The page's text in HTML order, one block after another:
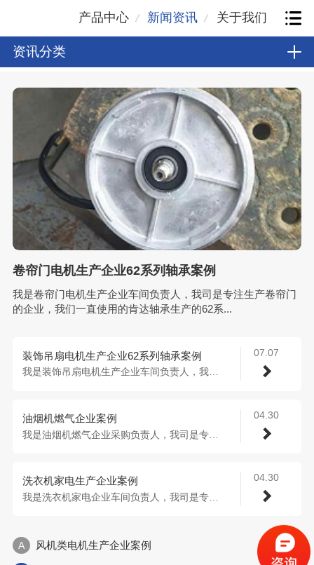
产品中心 新闻资讯 关于我们
资讯分类
卷帘门电机生产企业62系列轴承案例
我是卷帘门电机生产企业车间负责人，我司是专注生产卷帘门
的企业，我们一直使用的肯达轴承生产的62系...
07.07
装饰吊扇电机生产企业62系列轴承案例
我是装饰吊扇电机生产企业车间负责人，我司...
04.30
油烟机燃气企业案例
我是油烟机燃气企业采购负责人，我司是专注...
04.30
洗衣机家电生产企业案例
我是洗衣机家电企业车间负责人，我司是专注...
风机类电机生产企业案例